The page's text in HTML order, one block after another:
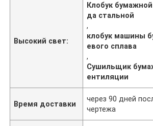
Высокий свет:
Клобук
да стальной
,
клобук машины
евого сплава
,
Сушильщик
ентиляции
Время доставки
через 90 дней
чертежа